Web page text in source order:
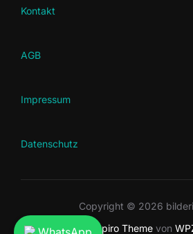
Kontakt
AGB
Impressum
Datenschutz
Copyright © 2026
Inspiro Theme von